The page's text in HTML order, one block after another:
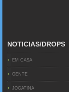
NOTICIAS/DROPS
EM CASA
GENTE
JOGATINA